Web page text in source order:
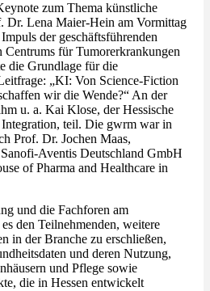
zum Thema künstliche
Dr. Lena Maier-Hein am Vormittag
der geschäftsführenden
für Tumorerkrankungen
die Grundlage für die
„KI: Von Science-Fiction
wir die Wende?“ An der
u. a. Kai Klose, der Hessische
teil. Die gwrm war in
Prof. Dr. Jochen Maas,
Aventis Deutschland GmbH
of Pharma and Healthcare in
und die Fachforen am
den Teilnehmenden, weitere
in der Branche zu erschließen,
und deren Nutzung,
und Pflege sowie
die in Hessen entwickelt